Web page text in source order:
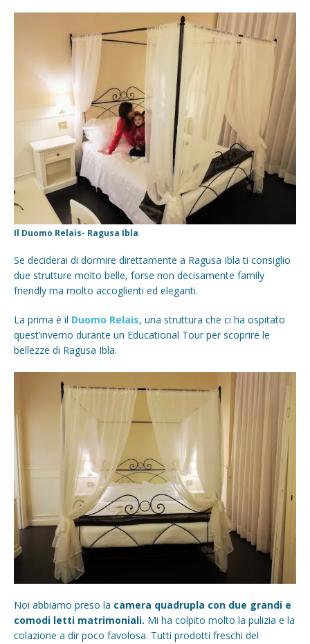
Il Duomo Relais- Ragusa Ibla
Se deciderai di dormire direttamente a Ragusa Ibla ti consiglio
due strutture molto belle, forse non decisamente family
friendly ma molto accoglienti ed eleganti.
La prima è il Duomo Relais, una struttura che ci ha ospitato
quest’inverno durante un Educational Tour per scoprire le
bellezze di Ragusa Ibla.
Noi abbiamo preso la camera quadrupla con due grandi e
comodi letti matrimoniali. Mi ha colpito molto la pulizia e la
colazione a dir poco favolosa. Tutti prodotti freschi del